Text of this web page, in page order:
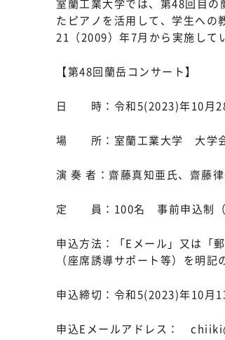
室蘭工業大学では、第48回目
たピアノを活用して、学生への
21（2009）年7月から実施して
【第48回蘭岳コンサート】
日 時：令和5(2023)年10月
場 所：室蘭工業大学 大学
演 奏 者：齋藤真知亜氏、齋藤
定 員：100名 事前申込制（
申込方法：「Eメール」又は
（座席誘導サポート等）を明記
申込締切：令和5(2023)年10月
申込Eメールアドレス：